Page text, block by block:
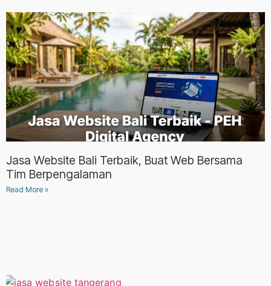
Jasa Website Bali Terbaik, Buat Web Bersama
Tim Berpengalaman
Read More »